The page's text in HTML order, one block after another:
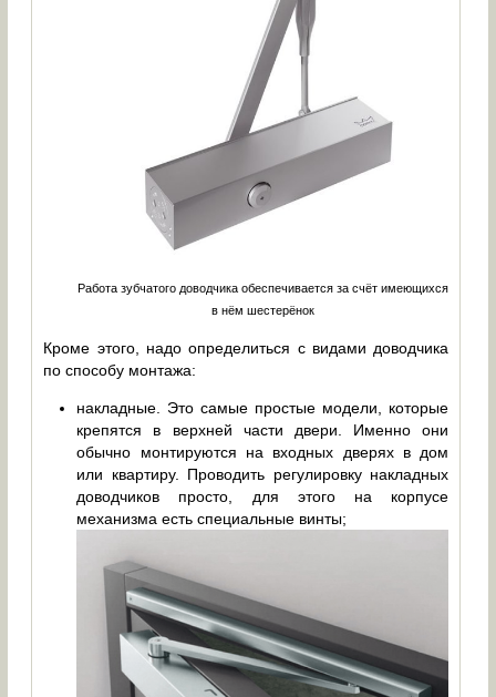
Работа зубчатого доводчика обеспечивается за счёт имеющихся
в нём шестерёнок
Кроме этого, надо определиться с видами доводчика
по способу монтажа:
накладные. Это самые простые модели, которые
крепятся в верхней части двери. Именно они
обычно монтируются на входных дверях в дом
или квартиру. Проводить регулировку накладных
доводчиков просто, для этого на корпусе
механизма есть специальные винты;